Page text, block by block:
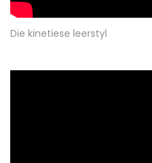
Die kinetiese leerstyl